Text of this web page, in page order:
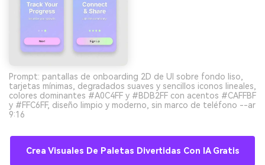
Prompt: pantallas de onboarding 2D de UI sobre fondo liso,
tarjetas mínimas, degradados suaves y sencillos iconos lineales,
colores dominantes #A0C4FF y #BDB2FF con acentos #CAFFBF
y #FFC6FF, diseño limpio y moderno, sin marco de teléfono --ar
9:16
Crea Visuales De Paletas Divertidas Con IA Gratis